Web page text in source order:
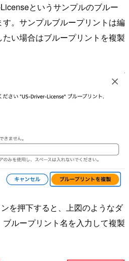
というサンプルのブルー
。サンプルブループリントは編
い場合はブループリントを複製
を押下すると、上図のようなダ
ループリント名を入力して複製